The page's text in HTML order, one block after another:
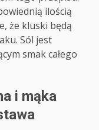
ilością
że kluski będą
Sól jest
smak całego
i mąka